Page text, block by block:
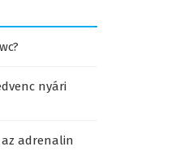
nyári
adrenalin